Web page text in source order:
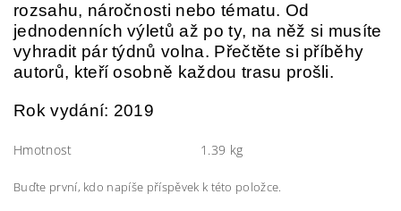
rozsahu, náročnosti nebo tématu. Od
jednodenních výletů až po ty, na něž si musíte
vyhradit pár týdnů volna. Přečtěte si příběhy
autorů, kteří osobně každou trasu prošli.
Rok vydání: 2019
Hmotnost 1.39 kg
Buďte první, kdo napíše příspěvek k této položce.